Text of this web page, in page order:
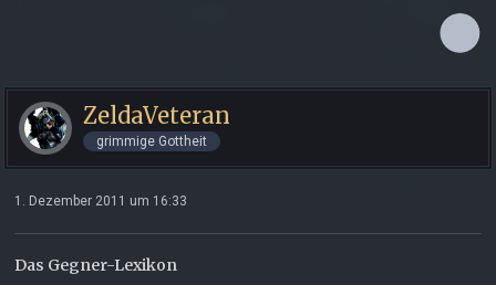
ZeldaVeteran
grimmige Gottheit
1. Dezember 2011 um 16:33
Das Gegner-Lexikon